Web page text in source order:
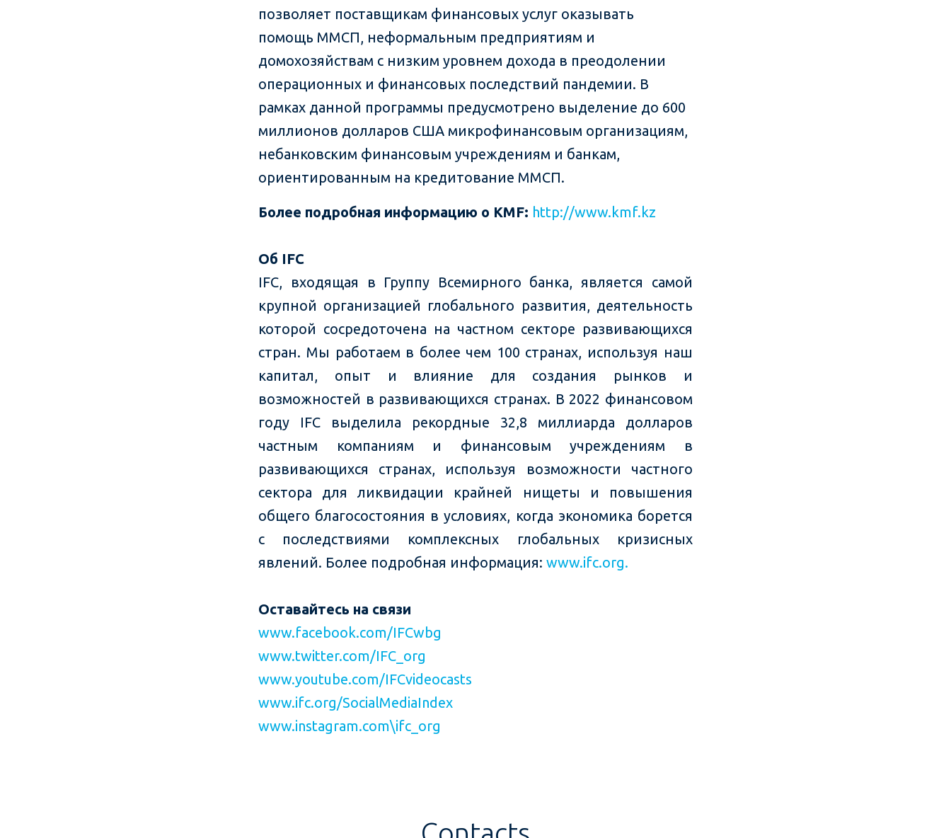
позволяет поставщикам финансовых услуг оказывать
помощь ММСП, неформальным предприятиям и
домохозяйствам с низким уровнем дохода в преодолении
операционных и финансовых последствий пандемии. В
рамках данной программы предусмотрено выделение до 600
миллионов долларов США микрофинансовым организациям,
небанковским финансовым учреждениям и банкам,
ориентированным на кредитование ММСП.
Более подробная информацию о KMF: http://www.kmf.kz
Об IFC
IFC, входящая в Группу Всемирного банка, является самой
крупной организацией глобального развития, деятельность
которой сосредоточена на частном секторе развивающихся
стран. Мы работаем в более чем 100 странах, используя наш
капитал, опыт и влияние для создания рынков и
возможностей в развивающихся странах. В 2022 финансовом
году IFC выделила рекордные 32,8 миллиарда долларов
частным компаниям и финансовым учреждениям в
развивающихся странах, используя возможности частного
сектора для ликвидации крайней нищеты и повышения
общего благосостояния в условиях, когда экономика борется
с последствиями комплексных глобальных кризисных
явлений. Более подробная информация:www.ifc.org.
Оставайтесь на связи
www.facebook.com/IFCwbg
www.twitter.com/IFC_org
www.youtube.com/IFCvideocasts
www.ifc.org/SocialMediaIndex
www.instagram.com\ifc_org